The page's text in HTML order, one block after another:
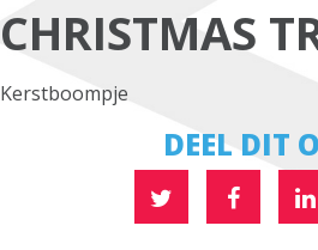
CHRISTMAS
Kerstboompje
DEEL DIT